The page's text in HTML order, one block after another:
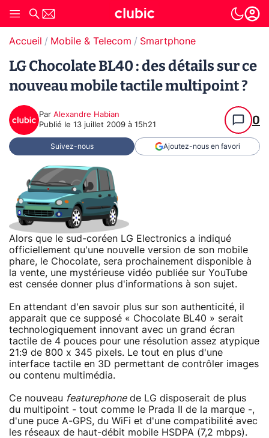
Accueil Mobile & Telecom Smartphone
LG Chocolate BL40 : des détails sur ce
nouveau mobile tactile multipoint ?
Par Alexandre Habian
Publié le 13 juillet 2009 à 15h21 0
Suivez-nous Ajoutez-nous en favori
Alors que le sud-coréen LG Electronics a indiqué
officiellement qu'une nouvelle version de son mobile
phare, le Chocolate, sera prochainement disponible à
la vente, une mystérieuse vidéo publiée sur YouTube
est censée donner plus d'informations à son sujet.
En attendant d'en savoir plus sur son authenticité, il
apparait que ce supposé « Chocolate BL40 » serait
technologiquement innovant avec un grand écran
tactile de 4 pouces pour une résolution assez atypique
21:9 de 800 x 345 pixels. Le tout en plus d'une
interface tactile en 3D permettant de contrôler images
ou contenu multimédia.
Ce nouveau featurephonede LG disposerait de plus
du multipoint - tout comme le Prada II de la marque -,
d'une puce A-GPS, du WiFi et d'une compatibilité avec
les réseaux de haut-débit mobile HSDPA (7,2 mbps).